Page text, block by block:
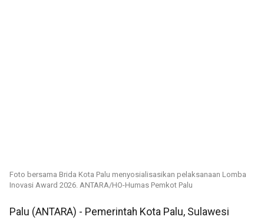
Foto bersama Brida Kota Palu menyosialisasikan pelaksanaan Lomba
Inovasi Award 2026. ANTARA/HO-Humas Pemkot Palu
Palu (ANTARA) - Pemerintah Kota Palu, Sulawesi